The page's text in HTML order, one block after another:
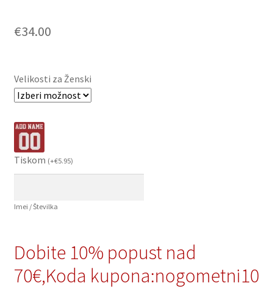
€34.00
Velikosti za Ženski
Tiskom (+€5.95)
Imei / Številka
Dobite 10% popust nad
70€,Koda kupona:nogometni10